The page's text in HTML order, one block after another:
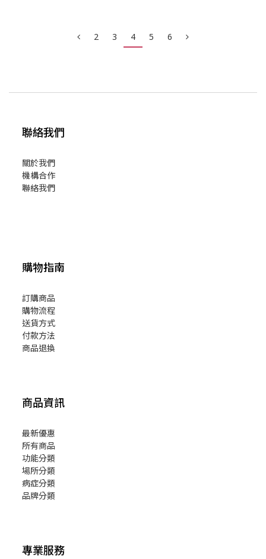
2 3 4 5 6
聯絡我們
關於我們
機構合作
聯絡我們
購物指南
訂購商品
購物流程
送貨方式
付款方法
商品退換
商品資訊
最新優惠
所有商品
功能分類
場所分類
病症分類
品牌分類
專業服務